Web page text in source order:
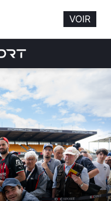
VOIR